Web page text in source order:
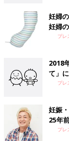
妊婦
妊婦
プレ
2018
て」
れま
プレ
妊娠
25年
表プレ